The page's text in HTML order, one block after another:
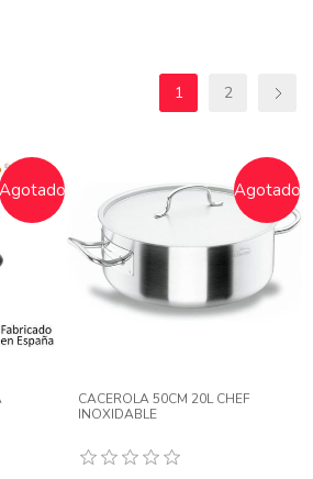
1 2
Agotado Agotado
CACEROLA 50CM 20L CHEF
INOXIDABLE